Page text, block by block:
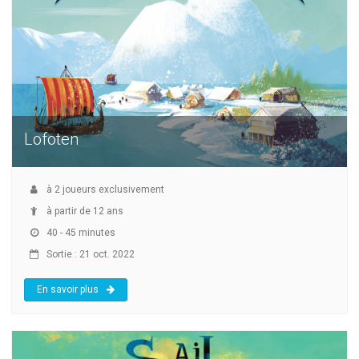
Lofoten
à 2 joueurs exclusivement
à partir de 12 ans
40 - 45 minutes
Sortie : 21 oct. 2022
En savoir plus